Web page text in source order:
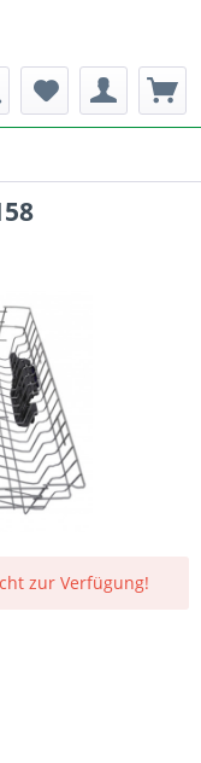
zur Verfügung!